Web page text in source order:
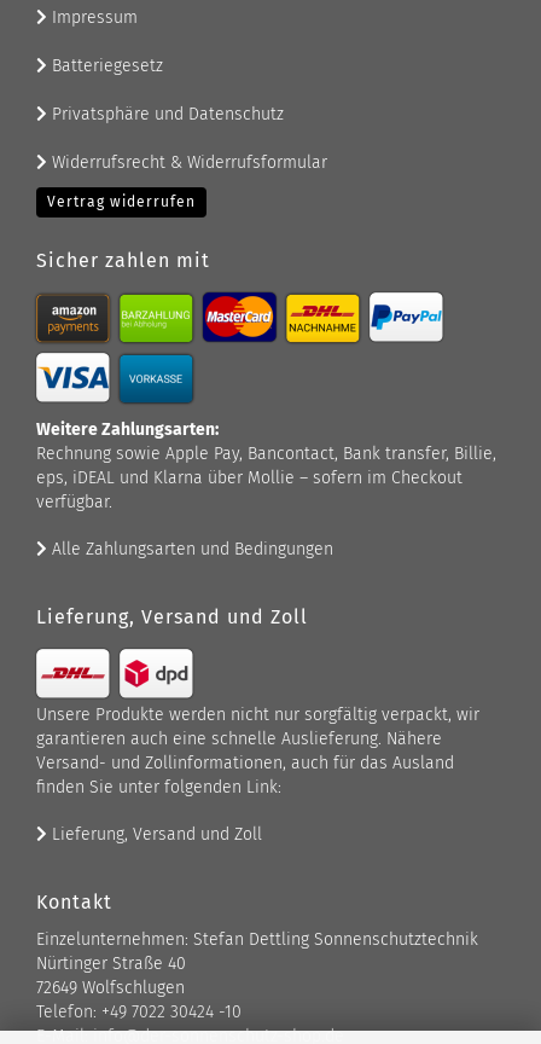
Impressum
Batteriegesetz
Privatsphäre und Datenschutz
Widerrufsrecht & Widerrufsformular
Vertrag widerrufen
Sicher zahlen mit
Weitere Zahlungsarten:
Rechnung sowie Apple Pay, Bancontact, Bank transfer, Billie,
eps, iDEAL und Klarna über Mollie – sofern im Checkout
verfügbar.
Alle Zahlungsarten und Bedingungen
Lieferung, Versand und Zoll
Unsere Produkte werden nicht nur sorgfältig verpackt, wir
garantieren auch eine schnelle Auslieferung. Nähere
Versand- und Zollinformationen, auch für das Ausland
finden Sie unter folgenden Link:
Lieferung, Versand und Zoll
Kontakt
Einzelunternehmen: Stefan Dettling Sonnenschutztechnik
Nürtinger Straße 40
72649 Wolfschlugen
Telefon: +49 7022 30424 -10
E-Mail: info@der-sonnenschutz-shop.de